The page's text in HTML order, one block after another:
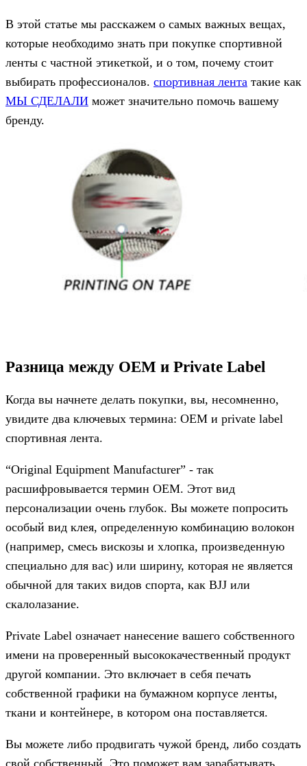
В этой статье мы расскажем о самых важных вещах,
которые необходимо знать при покупке спортивной
ленты с частной этикеткой, и о том, почему стоит
выбирать профессионалов. спортивная лента такие как
МЫ СДЕЛАЛИ может значительно помочь вашему
бренду.
Разница между OEM и Private Label
Когда вы начнете делать покупки, вы, несомненно,
увидите два ключевых термина: OEM и private label
спортивная лента.
“Original Equipment Manufacturer” - так
расшифровывается термин OEM. Этот вид
персонализации очень глубок. Вы можете попросить
особый вид клея, определенную комбинацию волокон
(например, смесь вискозы и хлопка, произведенную
специально для вас) или ширину, которая не является
обычной для таких видов спорта, как BJJ или
скалолазание.
Private Label означает нанесение вашего собственного
имени на проверенный высококачественный продукт
другой компании. Это включает в себя печать
собственной графики на бумажном корпусе ленты,
ткани и контейнере, в котором она поставляется.
Вы можете либо продвигать чужой бренд, либо создать
свой собственный. Это поможет вам зарабатывать